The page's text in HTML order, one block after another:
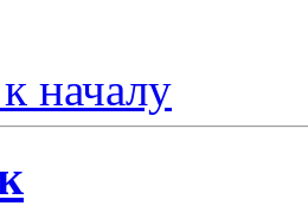
началу